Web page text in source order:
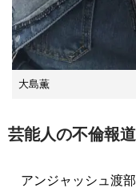
大島薫
芸能人の不倫報
アンジャッシュ渡